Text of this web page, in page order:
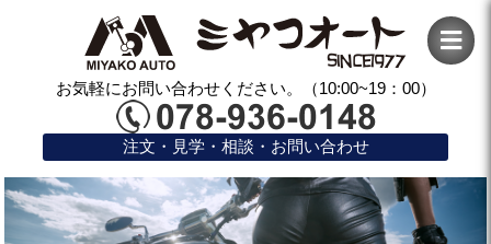
お気軽にお問い合わせください。（10:00~19：00）
注文・見学・相談・お問い合わせ